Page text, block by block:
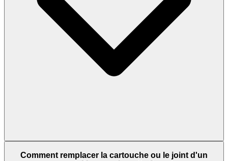
Comment remplacer la cartouche ou le joint d'un